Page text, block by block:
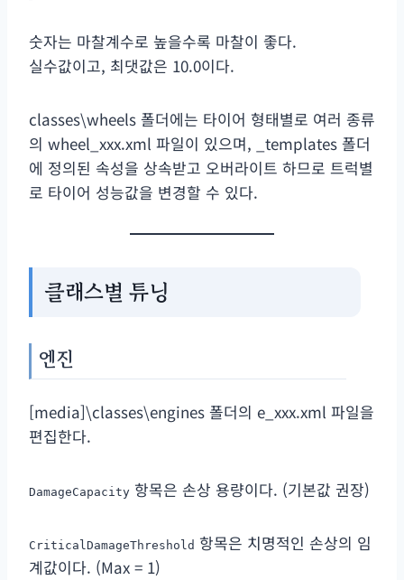
숫자는 마찰계수로 높을수록 마찰이 좋다.
실수값이고, 최댓값은 10.0이다.
classes\wheels 폴더에는 타이어 형태별로 여러 종류
의 wheel_xxx.xml 파일이 있으며, _templates 폴더
에 정의된 속성을 상속받고 오버라이트 하므로 트럭별
로 타이어 성능값을 변경할 수 있다.
클래스별 튜닝
엔진
[media]\classes\engines 폴더의 e_xxx.xml 파일을
편집한다.
DamageCapacity 항목은 손상 용량이다. (기본값 권장)
CriticalDamageThreshold 항목은 치명적인 손상의 임
계값이다. (Max = 1)